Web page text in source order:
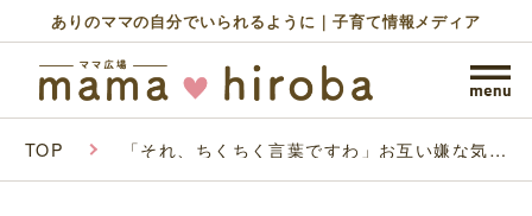
ありのママの自分でいられるように｜子育て情報メディア
TOP 「それ、ちくちく言葉ですわ」お互い嫌な気持
り取りに感動｜hanemiの子育て絵日記